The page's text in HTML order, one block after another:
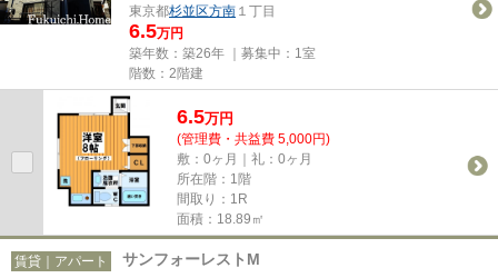
東京都杉並区方南 １丁目
6.5万円
築年数：築26年 ｜募集中： 1室
階数：2階建
6.5万円
(管理費・共益費 5,000円)
敷：0ヶ月｜礼：0ヶ月
所在階：1階
間取り：1R
面積：18.89㎡
賃貸｜アパート サンフォーレストM